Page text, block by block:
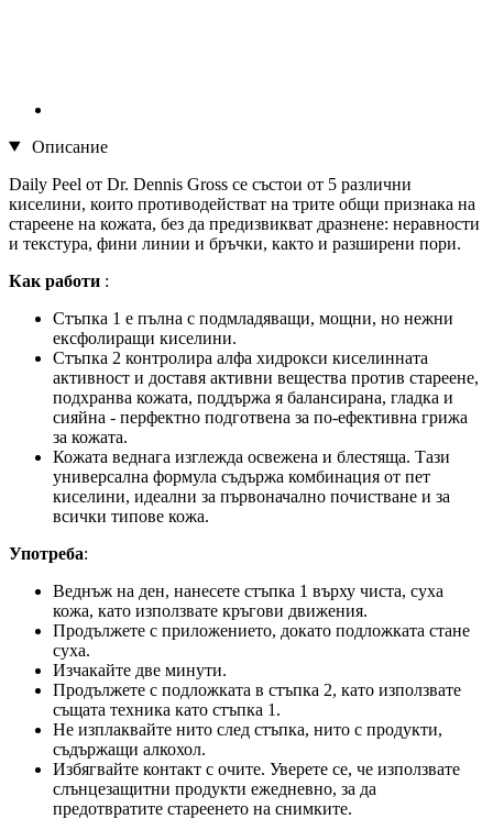
Описание
Daily Peel от Dr. Dennis Gross се състои от 5 различни
киселини, които противодействат на трите общи признака на
стареене на кожата, без да предизвикват дразнене: неравности
и текстура, фини линии и бръчки, както и разширени пори.
Как работи :
Стъпка 1 е пълна с подмладяващи, мощни, но нежни
ексфолиращи киселини.
Стъпка 2 контролира алфа хидрокси киселинната
активност и доставя активни вещества против стареене,
подхранва кожата, поддържа я балансирана, гладка и
сияйна - перфектно подготвена за по-ефективна грижа
за кожата.
Кожата веднага изглежда освежена и блестяща. Тази
универсална формула съдържа комбинация от пет
киселини, идеални за първоначално почистване и за
всички типове кожа.
Употреба:
Веднъж на ден, нанесете стъпка 1 върху чиста, суха
кожа, като използвате кръгови движения.
Продължете с приложението, докато подложката стане
суха.
Изчакайте две минути.
Продължете с подложката в стъпка 2, като използвате
същата техника като стъпка 1.
Не изплаквайте нито след стъпка, нито с продукти,
съдържащи алкохол.
Избягвайте контакт с очите. Уверете се, че използвате
слънцезащитни продукти ежедневно, за да
предотвратите стареенето на снимките.